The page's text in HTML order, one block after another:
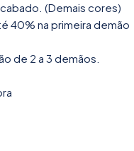
(Demais cores)
40% na primeira demão
de 2 a 3 demãos.